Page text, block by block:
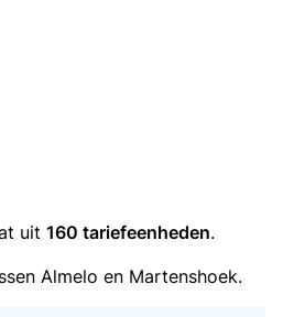
uit 160 tariefeenheden.
Almelo en Martenshoek.